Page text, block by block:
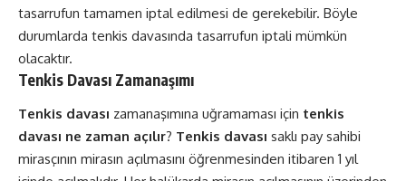
tasarrufun tamamen iptal edilmesi de gerekebilir. Böyle
durumlarda tenkis davasında tasarrufun iptali mümkün
olacaktır.
Tenkis Davası Zamanaşımı
Tenkis davası zamanaşımına uğramaması için tenkis
davası ne zaman açılır? Tenkis davası saklı pay sahibi
mirasçının mirasın açılmasını öğrenmesinden itibaren 1 yıl